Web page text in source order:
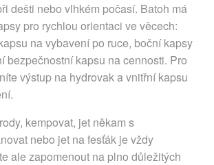
dešti nebo vlhkém počasí. Batoh má
pro rychlou orientaci ve věcech:
na vybavení po ruce, boční kapsy
bezpečnostní kapsu na cennosti. Pro
výstup na hydrovak a vnitřní kapsu
kempovat, jet někam s
nebo jet na fesťák je vždy
ale zapomenout na plno důležitých